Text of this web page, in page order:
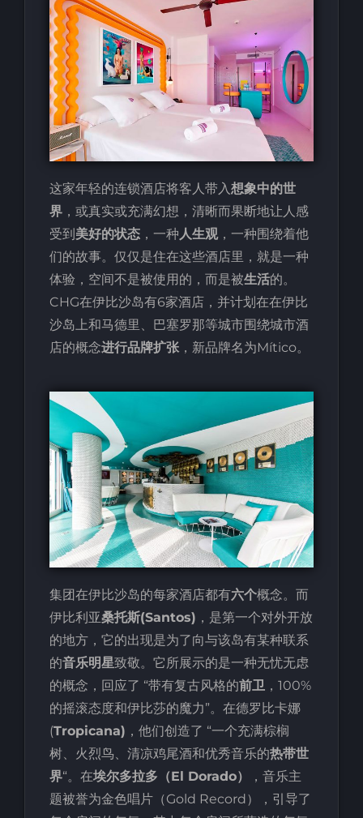
这家年轻的连锁酒店将客人带入想象中的世
界，或真实或充满幻想，清晰而果断地让人感
受到美好的状态，一种人生观，一种围绕着他
们的故事。仅仅是住在这些酒店里，就是一种
体验，空间不是被使用的，而是被生活的。
CHG在伊比沙岛有6家酒店，并计划在在伊比
沙岛上和马德里、巴塞罗那等城市围绕城市酒
店的概念进行品牌扩张，新品牌名为Mítico。
集团在伊比沙岛的每家酒店都有六个概念。而
伊比利亚桑托斯(Santos) ，是第一个对外开放
的地方，它的出现是为了向与该岛有某种联系
的音乐明星致敬。它所展示的是一种无忧无虑
的概念，回应了 “带有复古风格的前卫，100%
的摇滚态度和伊比莎的魔力”。在德罗比卡娜
(Tropicana) ，他们创造了 “一个充满棕榈
树、火烈鸟、清凉鸡尾酒和优秀音乐的热带世
界“。在埃尔多拉多（El Dorado）
，音乐主
题被誉为金色唱片（Gold Record），引导了